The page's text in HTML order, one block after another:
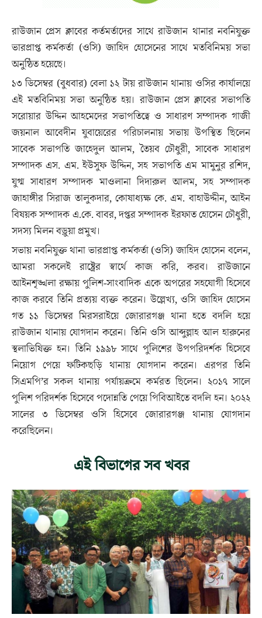
রাউজান প্রেস ক্লাবের কর্তমর্তাদের সাথে রাউজান থানার নবনিযুক্ত
ভারপ্রাপ্ত কর্মকর্তা (ওসি) জাহিদ হোসেনের সাথে মতবিনিময় সভা
অনুষ্ঠিত হয়েছে।
১৩ ডিসেম্বর (বুধবার) বেলা ১২ টায় রাউজান থানায় ওসির কার্যালয়ে
এই মতবিনিময় সভা অনুষ্ঠিত হয়। রাউজান প্রেস ক্লাবের সভাপতি
সরোয়ার উদ্দিন আহমেদের সভাপতিত্বে ও সাধারণ সম্পাদক গাজী
জয়নাল আবেদীন যুবায়েরের পরিচালনায় সভায় উপস্থিত ছিলেন
সাবেক সভাপতি জাহেদুল আলম, তৈয়ব চৌধুরী, সাবেক সাধারণ
সম্পাদক এস. এম. ইউসুফ উদ্দিন, সহ সভাপতি এম মামুনুর রশিদ,
যুগ্ম সাধারণ সম্পাদক মাওলানা দিদারুল আলম, সহ সম্পাদক
জাহাঙ্গীর সিরাজ তালুকদার, কোষাধ্যক্ষ কে. এম. বাহাউদ্দীন, আইন
বিষয়ক সম্পাদক এ.কে. বাবর, দপ্তর সম্পাদক ইরফাত হোসেন চৌধুরী,
সদস্য মিলন বড়ুয়া প্রমুখ।
সভায় নবনিযুক্ত থানা ভারপ্রাপ্ত কর্মকর্তা (ওসি) জাহিদ হোসেন বলেন,
আমরা সকলেই রাষ্ট্রের স্বার্থে কাজ করি, করব। রাউজানে
আইনশৃঙ্খলা রক্ষায় পুলিশ-সাংবাদিক একে অপরের সহযোগী হিসেবে
কাজ করবে তিনি প্রত্যয় ব্যক্ত করেন। উল্লেখ্য, ওসি জাহিদ হোসেন
গত ১১ ডিসেম্বর মিরসরাইয়ে জোরারগঞ্জ থানা হতে বদলি হয়ে
রাউজান থানায় যোগদান করেন। তিনি ওসি আব্দুল্লাহ আল হারুনের
স্থলাভিষিক্ত হন। তিনি ১৯৯৮ সাথে পুলিশের উপপরিদর্শক হিসেবে
নিয়োগ পেয়ে ফটিকছড়ি থানায় যোগদান করেন। এরপর তিনি
সিএমপি’র সকল থানায় পর্যায়ক্রমে কর্মরত ছিলেন। ২০১৭ সালে
পুলিশ পরিদর্শক হিসেবে পদোন্নতি পেয়ে পিবিআইতে বদলি হন। ২০২২
সালের ৩ ডিসেম্বর ওসি হিসেবে জোরারগঞ্জ থানায় যোগদান
করেছিলেন।
এই বিভাগের সব খবর